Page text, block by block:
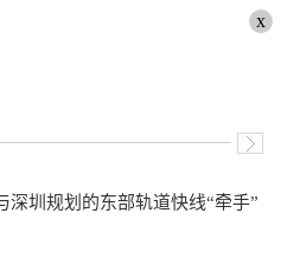
x
深圳规划的东部轨道快线“牵手”